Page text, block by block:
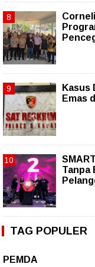
Kasus
Emas
Tanpa
TAG POPULER
PEMDA